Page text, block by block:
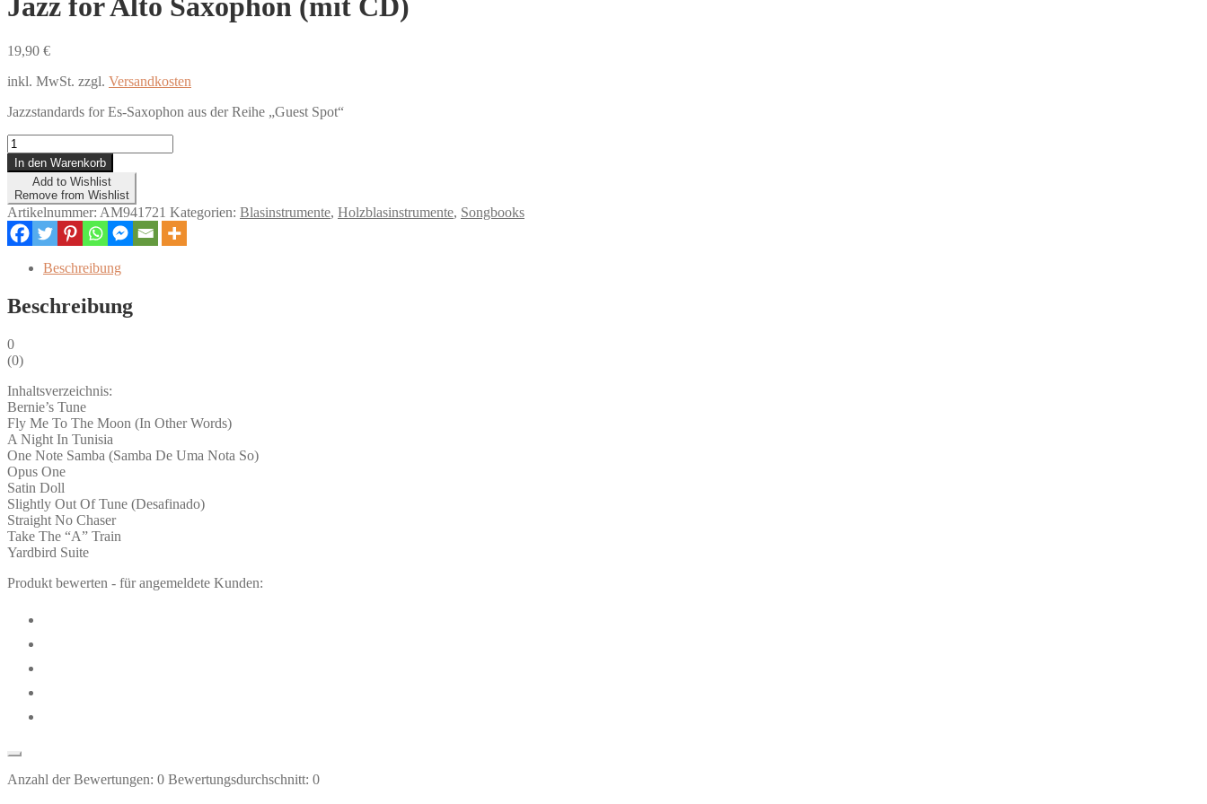
Jazz for Alto Saxophon (mit CD)
19,90 €
inkl. MwSt. zzgl. Versandkosten
Jazzstandards for Es-Saxophon aus der Reihe „Guest Spot“
Jazz
for
Alto
Saxophon
(mit
CD)
Menge
In den Warenkorb
Add to Wishlist
Remove from Wishlist
Artikelnummer: AM941721 Kategorien: Blasinstrumente, Holzblasinstrumente, Songbooks
Beschreibung
Beschreibung
0
(0)
Inhaltsverzeichnis:
Bernie’s Tune
Fly Me To The Moon (In Other Words)
A Night In Tunisia
One Note Samba (Samba De Uma Nota So)
Opus One
Satin Doll
Slightly Out Of Tune (Desafinado)
Straight No Chaser
Take The “A” Train
Yardbird Suite
Produkt bewerten - für angemeldete Kunden:
Anzahl der Bewertungen: 0 Bewertungsdurchschnitt: 0